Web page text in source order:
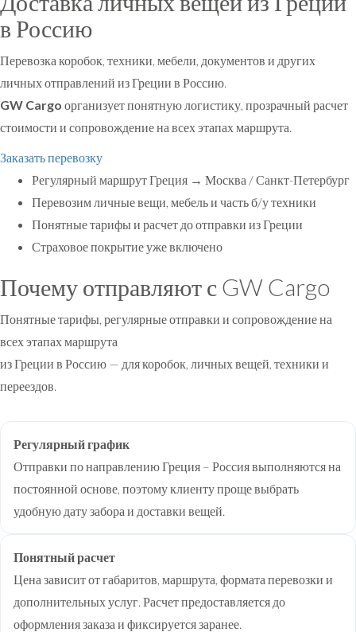
в Россию
Перевозка коробок, техники, мебели, документов и других
личных отправлений из Греции в Россию.
GW Cargo организует понятную логистику, прозрачный расчет
стоимости и сопровождение на всех этапах маршрута.
Заказать перевозку
Регулярный маршрут Греция → Москва / Санкт-Петербург
Перевозим личные вещи, мебель и часть б/у техники
Понятные тарифы и расчет до отправки из Греции
Страховое покрытие уже включено
Почему отправляют с GW Cargo
Понятные тарифы, регулярные отправки и сопровождение на
всех этапах маршрута
из Греции в Россию — для коробок, личных вещей, техники и
переездов.
Регулярный график
Отправки по направлению Греция – Россия выполняются на
постоянной основе, поэтому клиенту проще выбрать
удобную дату забора и доставки вещей.
Понятный расчет
Цена зависит от габаритов, маршрута, формата перевозки и
дополнительных услуг. Расчет предоставляется до
оформления заказа и фиксируется заранее.